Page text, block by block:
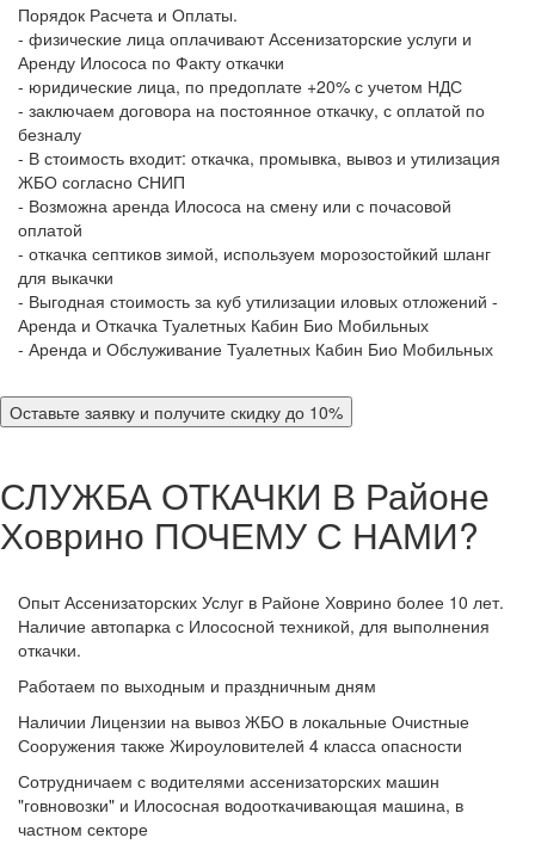
Порядок Расчета и Оплаты.
- физические лица оплачивают Ассенизаторские услуги и
Аренду Илососа по Факту откачки
- юридические лица, по предоплате +20% с учетом НДС
- заключаем договора на постоянное откачку, с оплатой по
безналу
- В стоимость входит: откачка, промывка, вывоз и утилизация
ЖБО согласно СНИП
- Возможна аренда Илососа на смену или с почасовой
оплатой
- откачка септиков зимой, используем морозостойкий шланг
для выкачки
- Выгодная стоимость за куб утилизации иловых отложений -
Аренда и Откачка Туалетных Кабин Био Мобильных
- Аренда и Обслуживание Туалетных Кабин Био Мобильных
Оставьте заявку и получите скидку до 10%
СЛУЖБА ОТКАЧКИ В Районе
Ховрино ПОЧЕМУ С НАМИ?
Опыт Ассенизаторских Услуг в Районе Ховрино более 10 лет.
Наличие автопарка с Илососной техникой, для выполнения
откачки.
Работаем по выходным и праздничным дням
Наличии Лицензии на вывоз ЖБО в локальные Очистные
Сооружения также Жироуловителей 4 класса опасности
Сотрудничаем с водителями ассенизаторских машин
"говновозки" и Илососная водооткачивающая машина, в
частном секторе